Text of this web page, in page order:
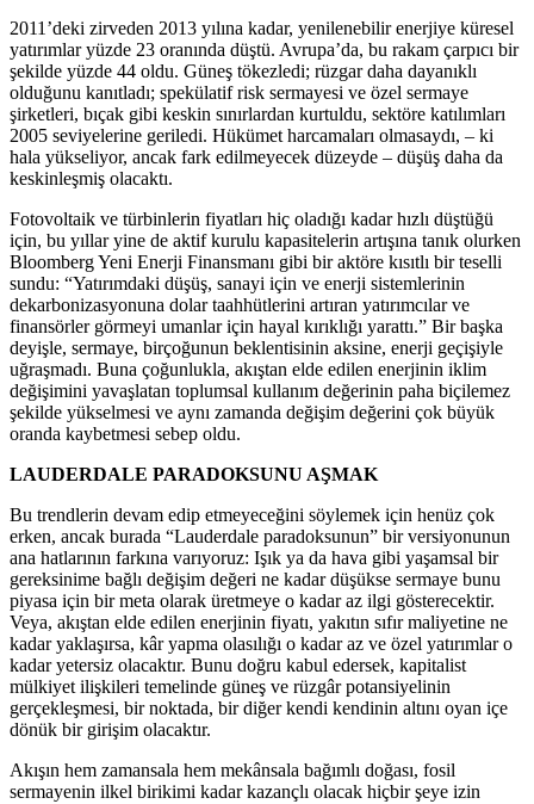
2011’deki zirveden 2013 yılına kadar, yenilenebilir enerjiye küresel
yatırımlar yüzde 23 oranında düştü. Avrupa’da, bu rakam çarpıcı bir
şekilde yüzde 44 oldu. Güneş tökezledi; rüzgar daha dayanıklı
olduğunu kanıtladı; spekülatif risk sermayesi ve özel sermaye
şirketleri, bıçak gibi keskin sınırlardan kurtuldu, sektöre katılımları
2005 seviyelerine geriledi. Hükümet harcamaları olmasaydı, – ki
hala yükseliyor, ancak fark edilmeyecek düzeyde – düşüş daha da
keskinleşmiş olacaktı.
Fotovoltaik ve türbinlerin fiyatları hiç oladığı kadar hızlı düştüğü
için, bu yıllar yine de aktif kurulu kapasitelerin artışına tanık olurken
Bloomberg Yeni Enerji Finansmanı gibi bir aktöre kısıtlı bir teselli
sundu: “Yatırımdaki düşüş, sanayi için ve enerji sistemlerinin
dekarbonizasyonuna dolar taahhütlerini artıran yatırımcılar ve
finansörler görmeyi umanlar için hayal kırıklığı yarattı.” Bir başka
deyişle, sermaye, birçoğunun beklentisinin aksine, enerji geçişiyle
uğraşmadı. Buna çoğunlukla, akıştan elde edilen enerjinin iklim
değişimini yavaşlatan toplumsal kullanım değerinin paha biçilemez
şekilde yükselmesi ve aynı zamanda değişim değerini çok büyük
oranda kaybetmesi sebep oldu.
LAUDERDALE PARADOKSUNU AŞMAK
Bu trendlerin devam edip etmeyeceğini söylemek için henüz çok
erken, ancak burada “Lauderdale paradoksunun” bir versiyonunun
ana hatlarının farkına varıyoruz: Işık ya da hava gibi yaşamsal bir
gereksinime bağlı değişim değeri ne kadar düşükse sermaye bunu
piyasa için bir meta olarak üretmeye o kadar az ilgi gösterecektir.
Veya, akıştan elde edilen enerjinin fiyatı, yakıtın sıfır maliyetine ne
kadar yaklaşırsa, kâr yapma olasılığı o kadar az ve özel yatırımlar o
kadar yetersiz olacaktır. Bunu doğru kabul edersek, kapitalist
mülkiyet ilişkileri temelinde güneş ve rüzgâr potansiyelinin
gerçekleşmesi, bir noktada, bir diğer kendi kendinin altını oyan içe
dönük bir girişim olacaktır.
Akışın hem zamansala hem mekânsala bağımlı doğası, fosil
sermayenin ilkel birikimi kadar kazançlı olacak hiçbir şeye izin